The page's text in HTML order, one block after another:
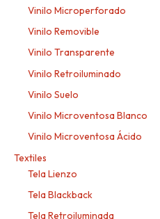
Vinilo Microperforado
Vinilo Removible
Vinilo Transparente
Vinilo Retroiluminado
Vinilo Suelo
Vinilo Microventosa Blanco
Vinilo Microventosa Ácido
Textiles
Tela Lienzo
Tela Blackback
Tela Retroiluminada